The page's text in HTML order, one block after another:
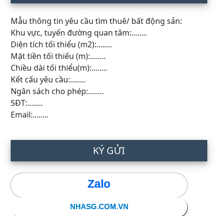
Mẫu thông tin yêu cầu tìm thuê/ bất động sản:
Khu vực, tuyến đường quan tâm:........
Diện tích tối thiểu (m2):........
Mặt tiền tối thiếu (m):........
Chiều dài tối thiểu(m):........
Kết cấu yêu cầu:........
Ngân sách cho phép:........
SĐT:........
Email:........
KÝ GỬI
Zalo
NHASG.COM.VN